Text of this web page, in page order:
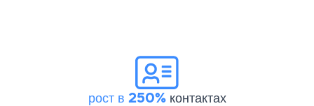
рост в 250%контактах